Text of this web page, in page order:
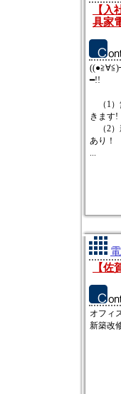
【
具家
━!!
（1）
きます!
（2）
あり！
...
【
オフィ
新築改